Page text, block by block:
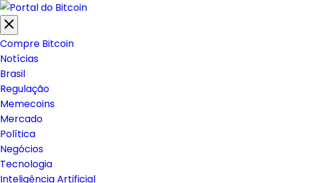
Compre Bitcoin
Notícias
Brasil
Regulação
Memecoins
Mercado
Política
Negócios